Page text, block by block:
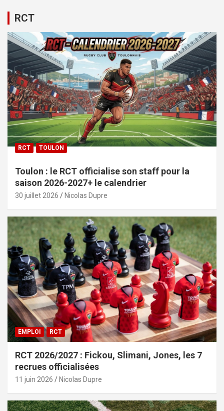
RCT
RCT TOULON
Toulon : le RCT officialise son staff pour la
saison 2026-2027+ le calendrier
30 juillet 2026 Nicolas Dupre
EMPLOI RCT
RCT 2026/2027 : Fickou, Slimani, Jones, les 7
recrues officialisées
11 juin 2026 Nicolas Dupre